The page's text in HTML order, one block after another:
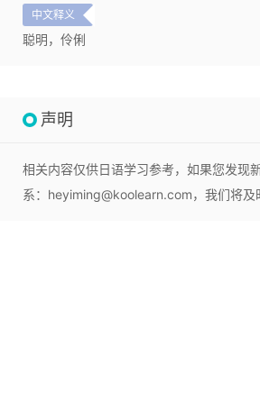
中文释义
聪明，伶俐
声明
相关内容仅供日语学习参考，如果您发现
系：heyiming@koolearn.com，我们将